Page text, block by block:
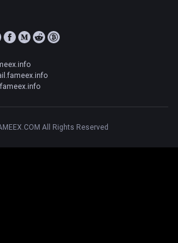
All Rights Reserved